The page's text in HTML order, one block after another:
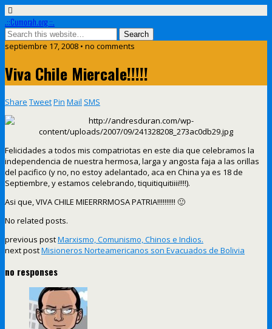
.::Cumorah.org ::.
septiembre 17, 2008 • no comments
Viva Chile Miercale!!!!!
Share TweetPin Mail SMS
Felicidades a todos mis compatriotas en este dia que celebramos la
independencia de nuestra hermosa, larga y angosta faja a las orillas
del pacifico (y no, no estoy adelantado, aca en China ya es 18 de
Septiembre, y estamos celebrando, tiquitiquitiiii!!!!).
Asi que, VIVA CHILE MIEERRRMOSA PATRIA!!!!!!!!!! 🙂
No related posts.
previous postMarxismo, Comunismo, Chinos e Indios.
next postMisioneros Norteamericanos son Evacuados de Bolivia
no responses